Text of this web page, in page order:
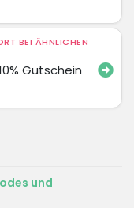
BEI ÄHNLICHEN
Gutschein
und